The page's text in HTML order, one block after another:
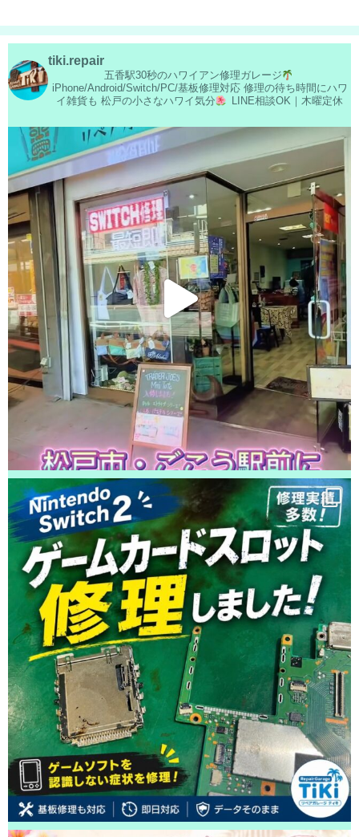
tiki.repair
五香駅30秒のハワイアン修理ガレージ
iPhone/Android/Switch/PC/基板修理対応修理の待ち時間にハワ
イ雑貨も 松戸の小さなハワイ気分 LINE相談OK｜木曜定休